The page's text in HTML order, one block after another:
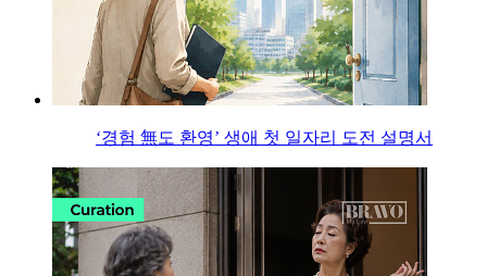
‘경험 無도 환영’ 생애 첫 일자리 도전 설명서